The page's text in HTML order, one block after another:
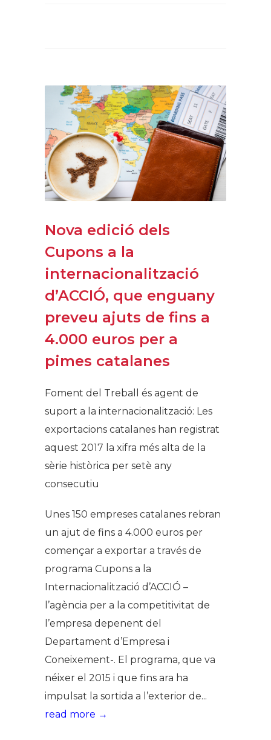
Nova edició dels
Cupons a la
internacionalització
d’ACCIÓ, que enguany
preveu ajuts de fins a
4.000 euros per a
pimes catalanes
Foment del Treball és agent de
suport a la internacionalització: Les
exportacions catalanes han registrat
aquest 2017 la xifra més alta de la
sèrie històrica per setè any
consecutiu
Unes 150 empreses catalanes rebran
un ajut de fins a 4.000 euros per
començar a exportar a través de
programa Cupons a la
Internacionalització d’ACCIÓ –
l’agència per a la competitivitat de
l’empresa depenent del
Departament d’Empresa i
Coneixement-. El programa, que va
néixer el 2015 i que fins ara ha
impulsat la sortida a l’exterior de...
read more →